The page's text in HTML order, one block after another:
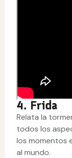
4. Frida
Relata la
todos los
los momentos
al mundo.